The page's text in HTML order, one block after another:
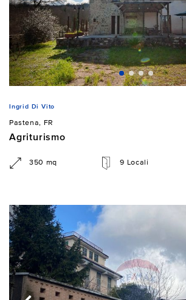
Ingrid Di Vito
Pastena, FR
Agriturismo
350 mq 9 Locali